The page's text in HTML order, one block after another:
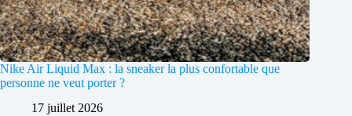
Nike Air Liquid Max : la sneaker la plus confortable que
personne ne veut porter ?
17 juillet 2026